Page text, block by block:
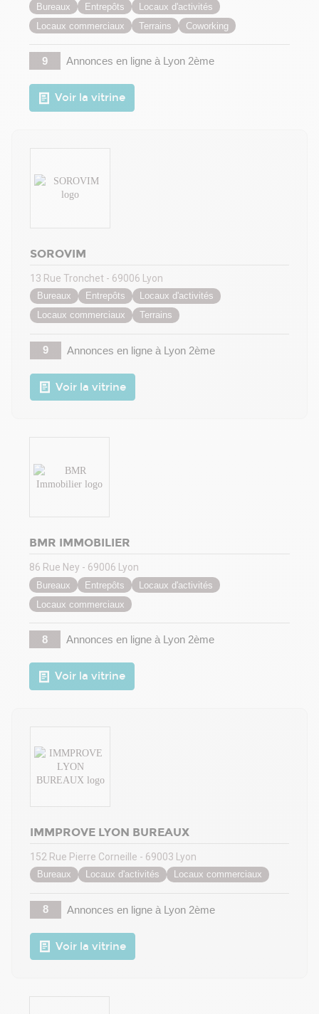
Bureaux Entrepôts
Locaux d'activités
Locaux commerciaux
Terrains Coworking
9 Annonces en ligneà Lyon 2ème
Voir la vitrine
SOROVIM
13 Rue Tronchet - 69006 Lyon
Bureaux Entrepôts
Locaux d'activités
Locaux commerciaux
Terrains
9 Annonces en ligneà Lyon 2ème
Voir la vitrine
BMR IMMOBILIER
86 Rue Ney - 69006 Lyon
Bureaux Entrepôts
Locaux d'activités
Locaux commerciaux
8 Annonces en ligneà Lyon 2ème
Voir la vitrine
IMMPROVE LYON BUREAUX
152 Rue Pierre Corneille - 69003 Lyon
Bureaux Locaux d'activités Locaux commerciaux
8 Annonces en ligneà Lyon 2ème
Voir la vitrine